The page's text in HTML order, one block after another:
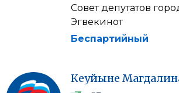
Совет депутатов
Эгвекинот
Беспартийный
Кеуйыне